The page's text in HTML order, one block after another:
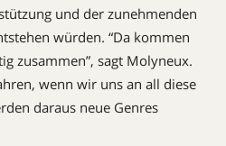
und der zunehmenden
würden. “Da kommen
zusammen”, sagt Molyneux.
wenn wir uns an all diese
daraus neue Genres